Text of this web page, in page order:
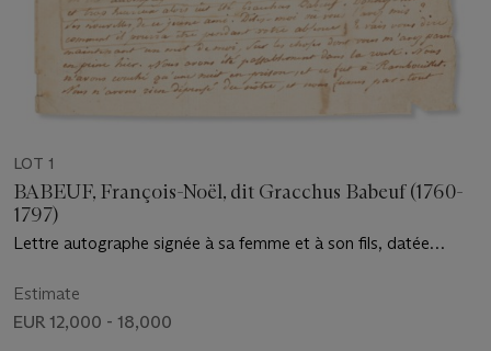
LOT 1
BABEUF, François-Noël, dit Gracchus Babeuf (1760-
1797)
Lettre autographe signée à sa femme et à son fils, datée
Estimate
EUR 12,000 - 18,000